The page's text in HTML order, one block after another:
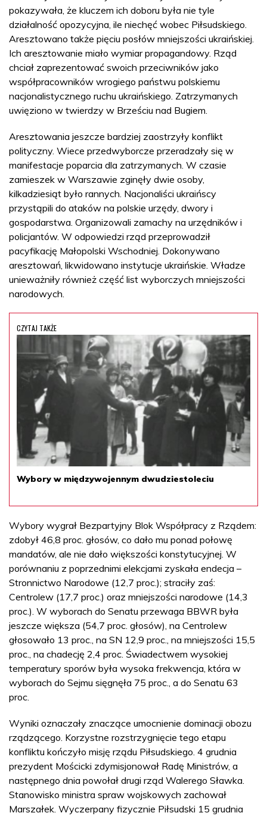
pokazywała, że kluczem ich doboru była nie tyle
działalność opozycyjna, ile niechęć wobec Piłsudskiego.
Aresztowano także pięciu posłów mniejszości ukraińskiej.
Ich aresztowanie miało wymiar propagandowy. Rząd
chciał zaprezentować swoich przeciwników jako
współpracowników wrogiego państwu polskiemu
nacjonalistycznego ruchu ukraińskiego. Zatrzymanych
uwięziono w twierdzy w Brześciu nad Bugiem.
Aresztowania jeszcze bardziej zaostrzyły konflikt
polityczny. Wiece przedwyborcze przeradzały się w
manifestacje poparcia dla zatrzymanych. W czasie
zamieszek w Warszawie zginęły dwie osoby,
kilkadziesiąt było rannych. Nacjonaliści ukraińscy
przystąpili do ataków na polskie urzędy, dwory i
gospodarstwa. Organizowali zamachy na urzędników i
policjantów. W odpowiedzi rząd przeprowadził
pacyfikację Małopolski Wschodniej. Dokonywano
aresztowań, likwidowano instytucje ukraińskie. Władze
unieważniły również część list wyborczych mniejszości
narodowych.
CZYTAJ TAKŻE
Wybory w międzywojennym dwudziestoleciu
Wybory wygrał Bezpartyjny Blok Współpracy z Rządem:
zdobył 46,8 proc. głosów, co dało mu ponad połowę
mandatów, ale nie dało większości konstytucyjnej. W
porównaniu z poprzednimi elekcjami zyskała endecja –
Stronnictwo Narodowe (12,7 proc.); straciły zaś:
Centrolew (17,7 proc.) oraz mniejszości narodowe (14,3
proc.). W wyborach do Senatu przewaga BBWR była
jeszcze większa (54,7 proc. głosów), na Centrolew
głosowało 13 proc., na SN 12,9 proc., na mniejszości 15,5
proc., na chadecję 2,4 proc. Świadectwem wysokiej
temperatury sporów była wysoka frekwencja, która w
wyborach do Sejmu sięgnęła 75 proc., a do Senatu 63
proc.
Wyniki oznaczały znaczące umocnienie dominacji obozu
rządzącego. Korzystne rozstrzygnięcie tego etapu
konfliktu kończyło misję rządu Piłsudskiego. 4 grudnia
prezydent Mościcki zdymisjonował Radę Ministrów, a
następnego dnia powołał drugi rząd Walerego Sławka.
Stanowisko ministra spraw wojskowych zachował
Marszałek. Wyczerpany fizycznie Piłsudski 15 grudnia